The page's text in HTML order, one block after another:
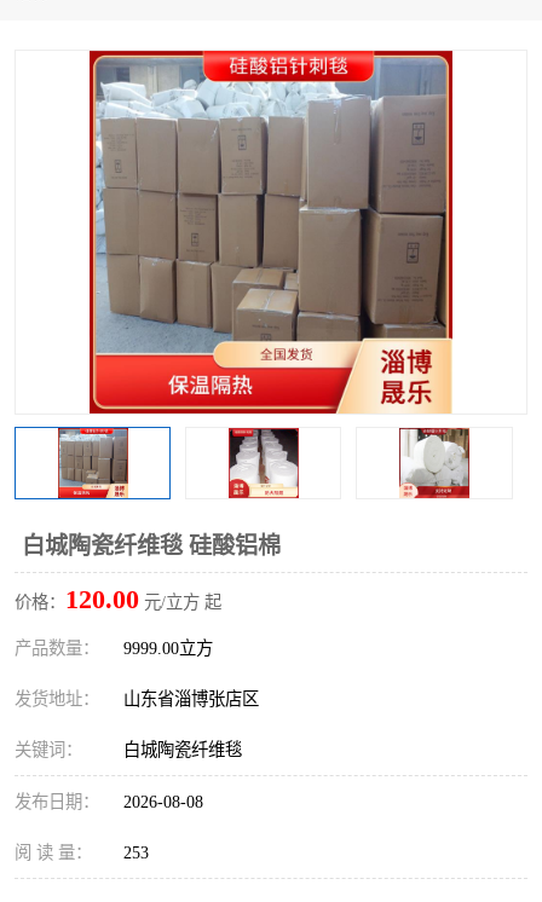
白城陶瓷纤维毯 硅酸铝棉
价格： 120.00 元/立方 起
产品数量： 9999.00立方
发货地址： 山东省淄博张店区
关键词： 白城陶瓷纤维毯
发布日期： 2026-08-08
阅 读 量： 253
硅酸铝纤维毡 硅酸铝模块
硅酸铝保温棉 硅酸铝板